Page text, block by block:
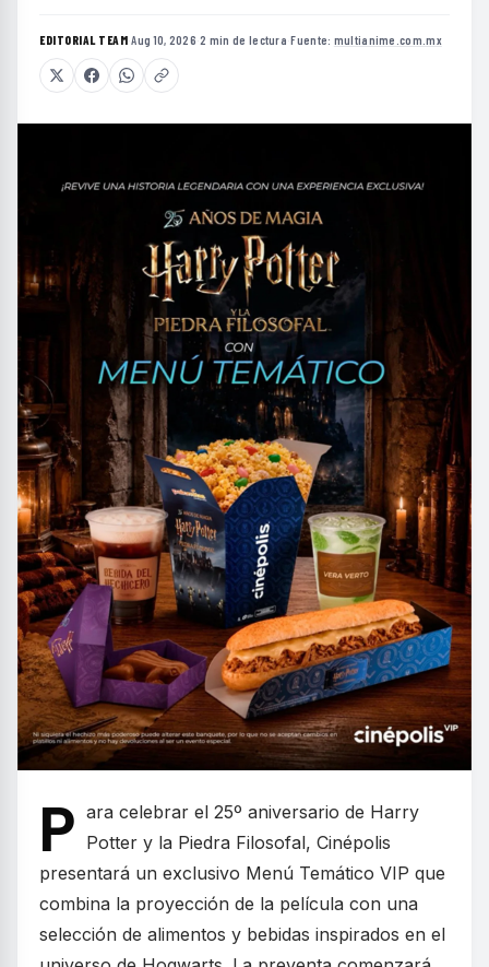
EDITORIAL TEAM·Aug 10, 2026·2 min de lectura·Fuente: multianime.com.mx
P ara celebrar el 25º aniversario de Harry
Potter y la Piedra Filosofal, Cinépolis
presentará un exclusivo Menú Temático VIP que
combina la proyección de la película con una
selección de alimentos y bebidas inspirados en el